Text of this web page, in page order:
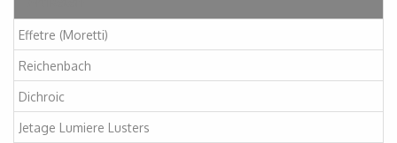
Effetre (Moretti)
Reichenbach
Dichroic
Jetage Lumiere Lusters